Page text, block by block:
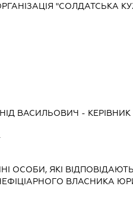
"СОЛДАТСЬКА
ВАСИЛЬОВИЧ - КЕРІВНИК
ОСОБИ, ЯКІ
ВЛАСНИКА